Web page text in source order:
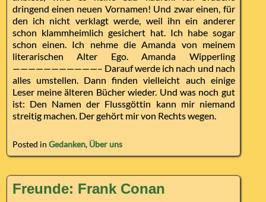
dringend einen neuen Vornamen! Und zwar einen, für
den ich nicht verklagt werde, weil ihn ein anderer
schon klammheimlich gesichert hat. Ich habe sogar
schon einen. Ich nehme die Amanda von meinem
literarischen Alter Ego. Amanda Wipperling
———————————– Darauf werde ich nach und nach
alles umstellen. Dann finden vielleicht auch einige
Leser meine älteren Bücher wieder. Und was noch gut
ist: Den Namen der Flussgöttin kann mir niemand
streitig machen. Der gehört mir von Rechts wegen.
Posted in Gedanken, Über uns
Freunde: Frank Conan